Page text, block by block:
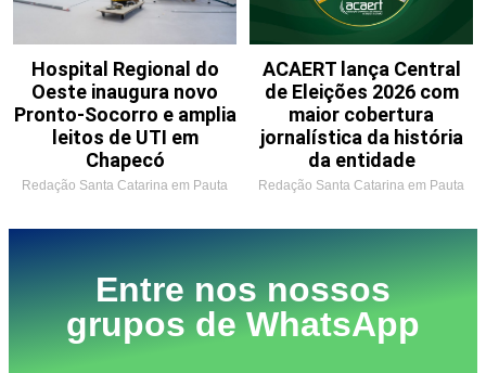
Hospital Regional do
Oeste inaugura novo
Pronto-Socorro e amplia
leitos de UTI em
Chapecó
Redação Santa Catarina em Pauta
ACAERT lança Central
de Eleições 2026 com
maior cobertura
jornalística da história
da entidade
Redação Santa Catarina em Pauta
Entre nos nossos
grupos de WhatsApp